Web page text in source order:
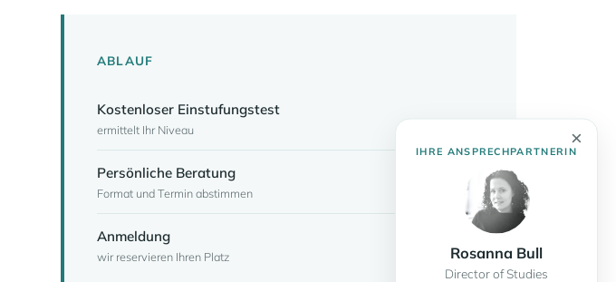
ABLAUF
Kostenloser Einstufungstest
ermittelt Ihr Niveau
Persönliche Beratung
Format und Termin abstimmen
Anmeldung
wir reservieren Ihren Platz
×
IHRE ANSPRECHPARTNERIN
Rosanna Bull
Director of Studies